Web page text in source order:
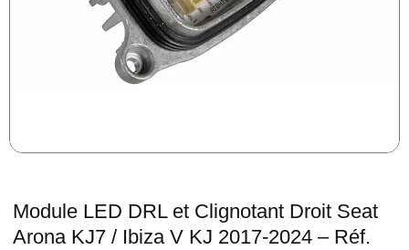
Module LED DRL et Clignotant Droit Seat
Arona KJ7 / Ibiza V KJ 2017-2024 – Réf.